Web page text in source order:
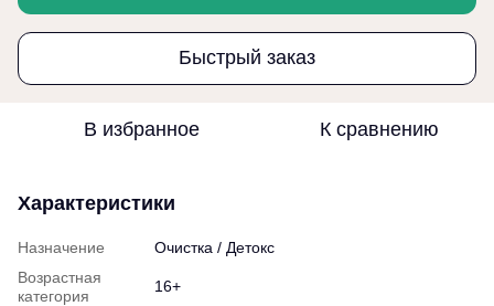
Быстрый заказ
В избранное К сравнению
Характеристики
Назначение
Очистка / Детокс
Возрастная
категория
16+